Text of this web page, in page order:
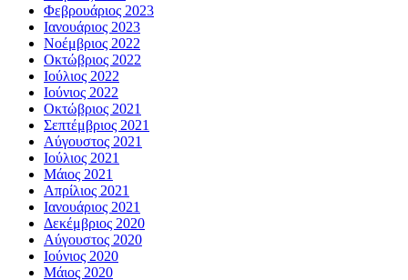
Φεβρουάριος 2023
Ιανουάριος 2023
Νοέμβριος 2022
Οκτώβριος 2022
Ιούλιος 2022
Ιούνιος 2022
Οκτώβριος 2021
Σεπτέμβριος 2021
Αύγουστος 2021
Ιούλιος 2021
Μάιος 2021
Απρίλιος 2021
Ιανουάριος 2021
Δεκέμβριος 2020
Αύγουστος 2020
Ιούνιος 2020
Μάιος 2020